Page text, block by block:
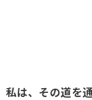
私は、その道を